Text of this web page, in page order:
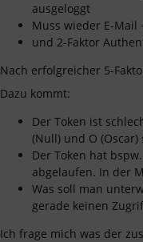
ausgeloggt
Muss wieder E-Mail
und 2-Faktor
Nach erfolgreicher 5-
Dazu kommt:
Der Token ist
(Null) und O
Der Token hat
abgelaufen. In der
Was soll man
gerade keinen
Ich frage mich was der